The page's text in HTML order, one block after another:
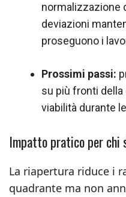
normalizzazione
deviazioni
proseguono i
Prossimi passi:
su più fronti
viabilità durante
Impatto pratico per
La riapertura riduce i
quadrante ma non